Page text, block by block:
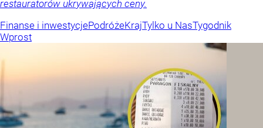
restauratorów ukrywających ceny.
Finanse i inwestycjePodróżeKrajTylko u NasTygodnik
Wprost